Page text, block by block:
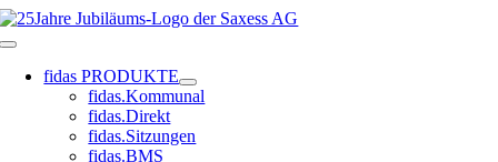
Zum
Inhalt
Toggle
Navigationfidas PRODUKTE
fidas.Kommunal
fidas.Direkt
fidas.Sitzungen
fidas.BMS